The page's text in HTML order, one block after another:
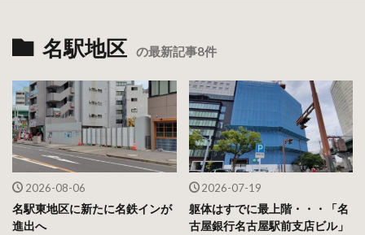
名駅地区 の最新記事8件
2026-08-06
名駅東地区に新たに名鉄インが
進出へ
2026-07-19
躯体はすでに最上階・・・「名
古屋銀行名古屋駅前支店ビル」